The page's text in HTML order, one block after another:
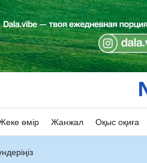
өмір Жанжал Оқыс оқиға